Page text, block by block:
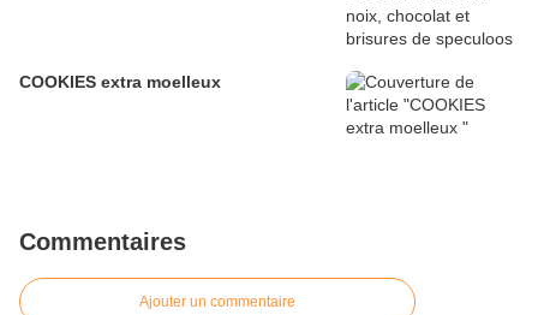
COOKIES extra moelleux
Commentaires
Ajouter un commentaire